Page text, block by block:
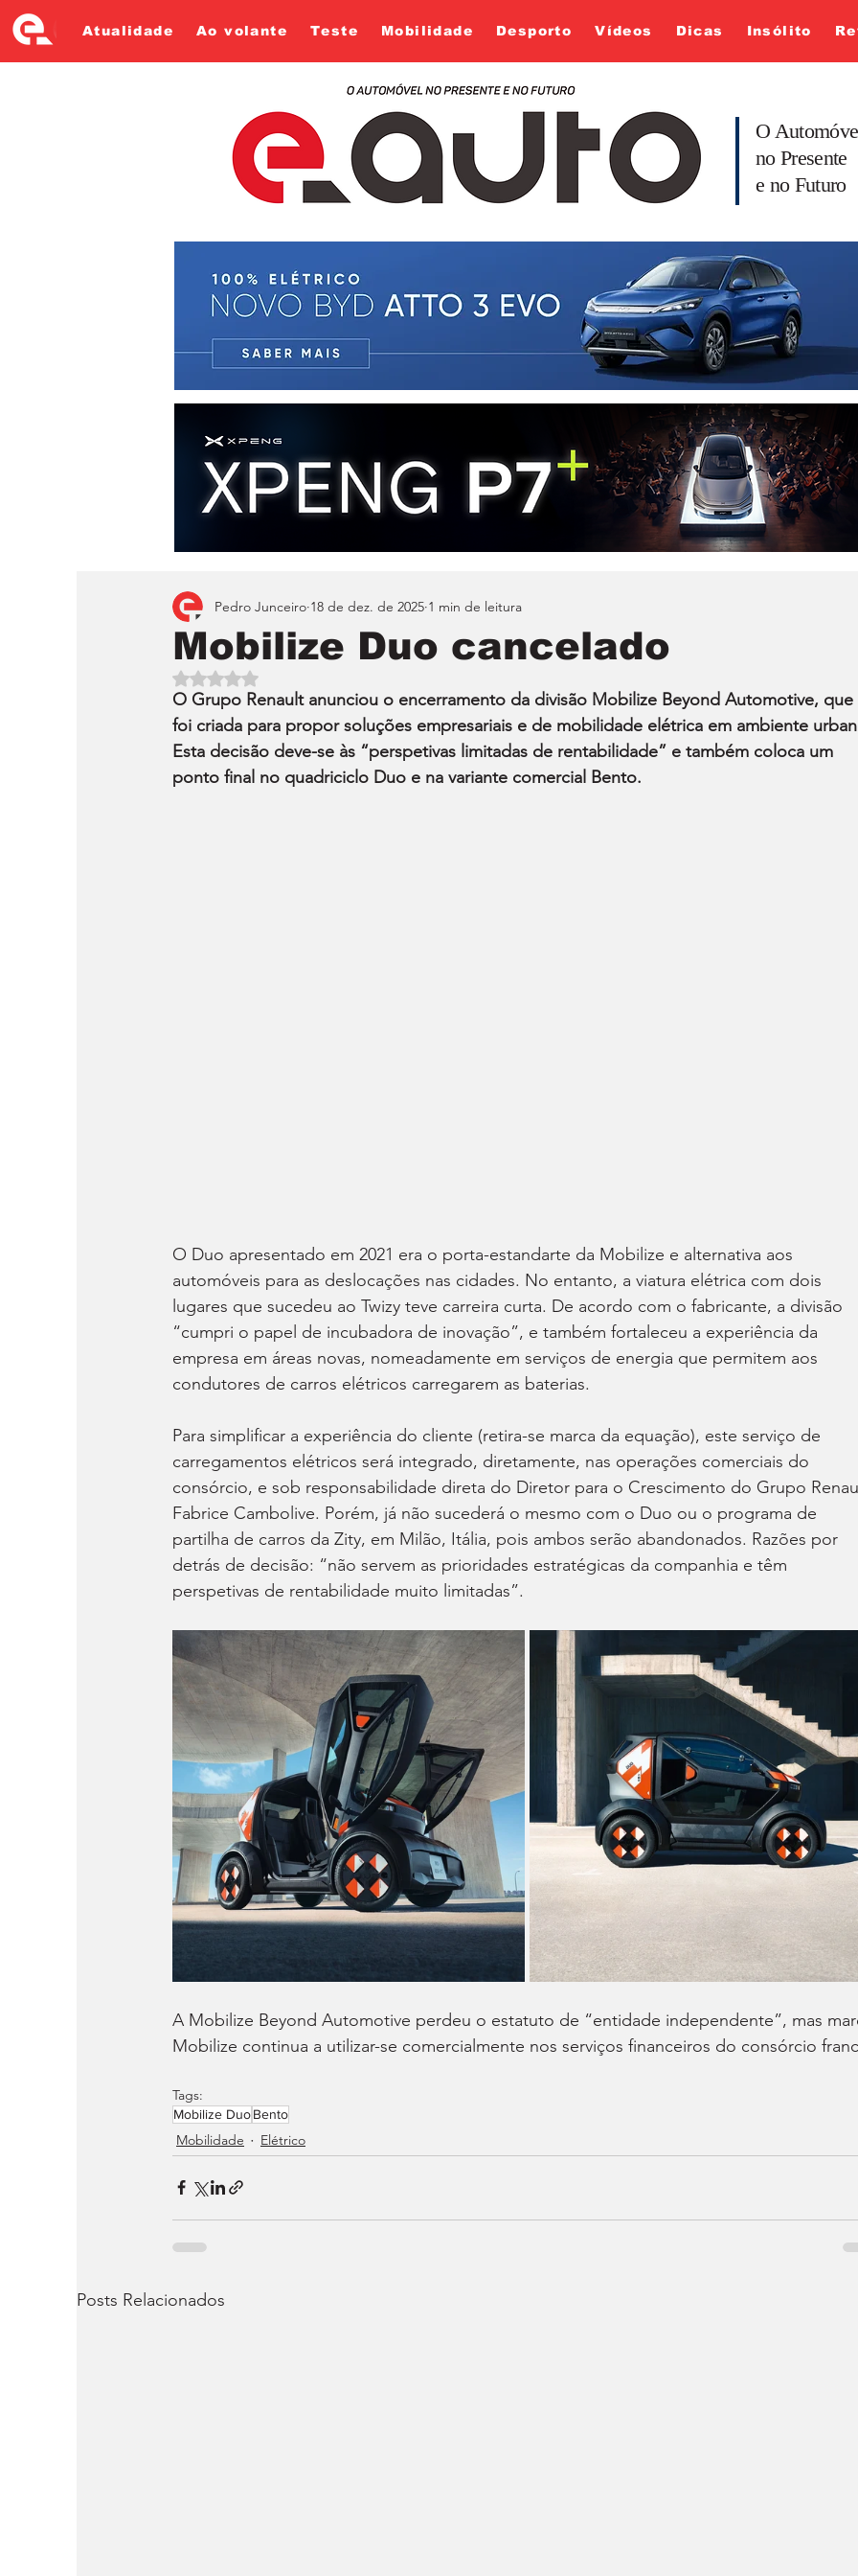
Atualidade Ao volante Teste Mobilidade Desporto Vídeos Dicas Insólito
O
no Presente
e no Futuro
Mobilize Duo cancelado
Pedro Junceiro 18 de dez. de 2025 1 min de leitura
Avaliado com NaN de 5 estrelas.
O Grupo Renault anunciou o encerramento da divisão Mobilize Beyond Automotive, que
foi criada para propor soluções empresariais e de mobilidade elétrica em ambiente
Esta decisão deve-se às “perspetivas limitadas de rentabilidade” e também coloca um
ponto final no quadriciclo Duo e na variante comercial Bento.
O Duo apresentado em 2021 era o porta-estandarte da Mobilize e alternativa aos
automóveis para as deslocações nas cidades. No entanto, a viatura elétrica com dois
lugares que sucedeu ao Twizy teve carreira curta. De acordo com o fabricante, a divisão
“cumpri o papel de incubadora de inovação”, e também fortaleceu a experiência da
empresa em áreas novas, nomeadamente em serviços de energia que permitem aos
condutores de carros elétricos carregarem as baterias.
Para simplificar a experiência do cliente (retira-se marca da equação), este serviço de
carregamentos elétricos será integrado, diretamente, nas operações comerciais do
consórcio, e sob responsabilidade direta do Diretor para o Crescimento do Grupo
Fabrice Cambolive. Porém, já não sucederá o mesmo com o Duo ou o programa de
partilha de carros da Zity, em Milão, Itália, pois ambos serão abandonados. Razões por
detrás de decisão: “não servem as prioridades estratégicas da companhia e têm
perspetivas de rentabilidade muito limitadas”.
A Mobilize Beyond Automotive perdeu o estatuto de “entidade independente”, mas
Mobilize continua a utilizar-se comercialmente nos serviços financeiros do consórcio
Tags:
Mobilize DuoBento
Mobilidade Elétrico
Posts Relacionados